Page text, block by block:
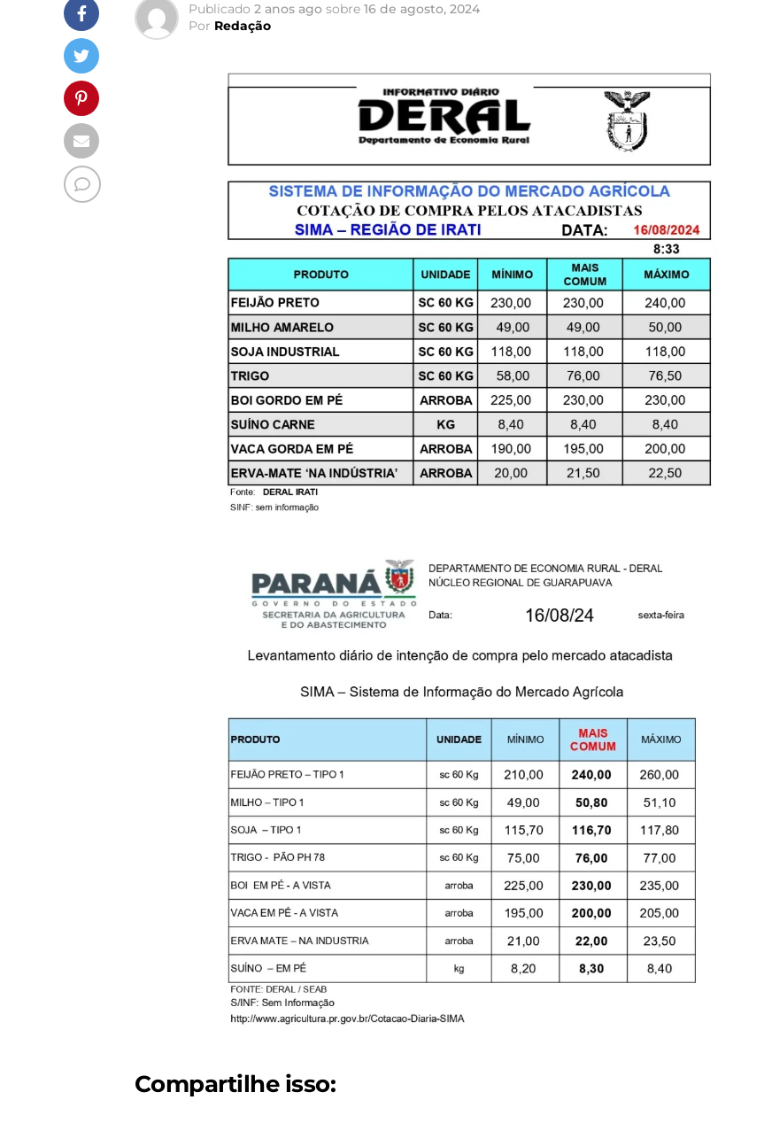
Publicado 2 anos ago sobre 16 de agosto, 2024
Por Redação
Compartilhe isso: